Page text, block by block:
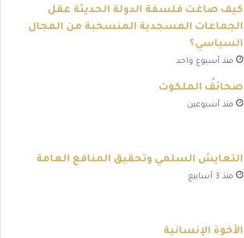
كيف صاغت فلسفة الدولة الحديثة عقل
الجماعات المسجدية المنسحبة من المجال
السياسي؟
منذ أسبوع واحد
صحائفُ الملكوت
منذ أسبوعين
التعايش السلمي وتحقيق المنافع العامة
منذ 3 أسابيع
الأخوة الإنسانية